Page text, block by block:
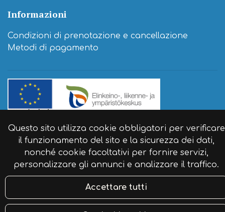
Questo sito utilizza cookie obbligatori per verificare
il funzionamento del sito e la sicurezza dei dati,
nonché cookie facoltativi per fornire servizi,
personalizzare gli annunci e analizzare il traffico.
Accettare tutti
Informazioni
Condizioni di prenotazione e cancellazione
Metodi di pagamento
© Agriturismo itinerante Naaranlahti 2024. Sito
web: atFlow.